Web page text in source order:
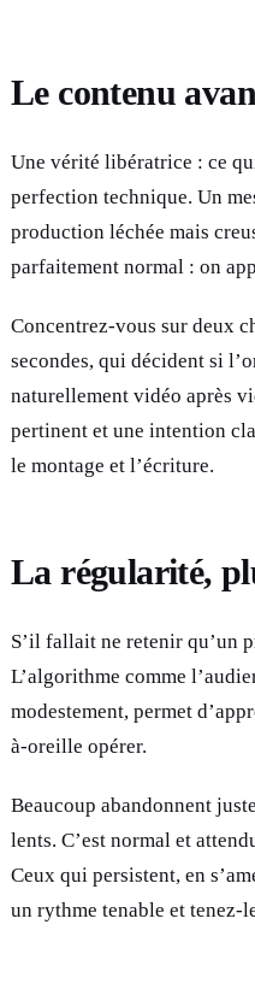
Le contenu
Une vérité libératrice : ce
perfection technique. Un
production léchée mais
parfaitement normal : on
Concentrez-vous sur deux
secondes, qui décident si
naturellement vidéo après
pertinent et une intention
le montage et l’écriture.
La régularité,
S’il fallait ne retenir qu’un
L’algorithme comme
modestement, permet
à-oreille opérer.
Beaucoup abandonnent
lents. C’est normal et
Ceux qui persistent, en
un rythme tenable et tenez-